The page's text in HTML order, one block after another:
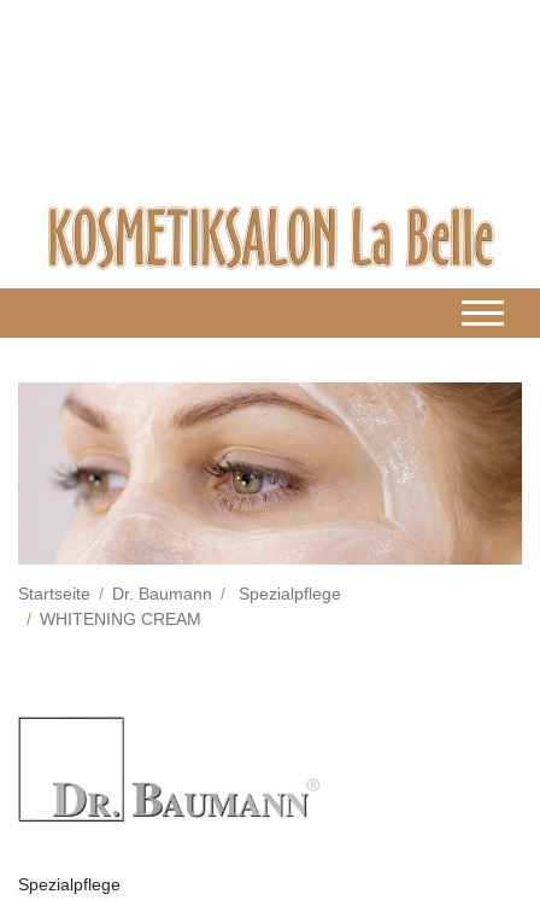
Startseite Dr. Baumann
Spezialpflege
WHITENING CREAM
Spezialpflege